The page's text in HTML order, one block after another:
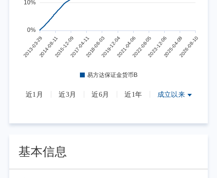
近1月 近3月 近6月 近1年 成立以来
基本信息